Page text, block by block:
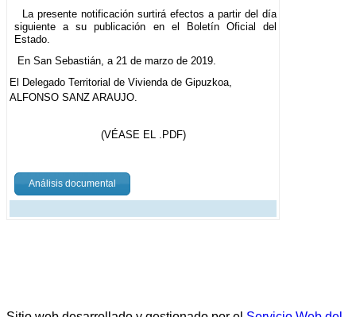
La presente notificación surtirá efectos a partir del día
siguiente a su publicación en el Boletín Oficial del
Estado.
En San Sebastián, a 21 de marzo de 2019.
El Delegado Territorial de Vivienda de Gipuzkoa,
ALFONSO SANZ ARAUJO.
(VÉASE EL .PDF)
Análisis documental